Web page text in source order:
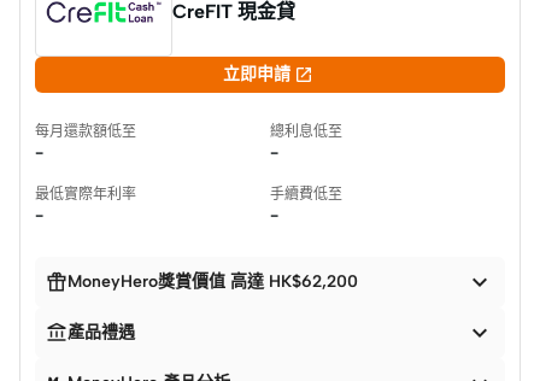
CreFIT 現金貸
立即申請 
每月還款額低至
-
總利息低至
-
最低實際年利率
-
手續費低至
-
MoneyHero獎賞價值 高達 HK$62,200 
產品禮遇 